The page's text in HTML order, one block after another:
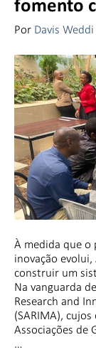
fomento
Por Davis Weddi
À medida que o
inovação
construir um
Na vanguarda
Research and
(SARIMA),
Associações de
…